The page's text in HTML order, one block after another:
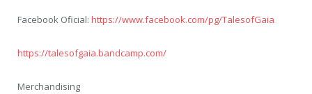
Facebook Oficial: https://www.facebook.com/pg/TalesofGaia
https://talesofgaia.bandcamp.com/
Merchandising